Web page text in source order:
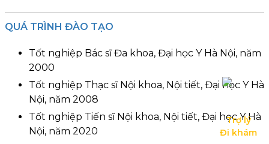
QUÁ TRÌNH ĐÀO TẠO
Tốt nghiệp Bác sĩ Đa khoa, Đại học Y Hà Nội, năm
2000
Tốt nghiệp Thạc sĩ Nội khoa, Nội tiết, Đại học Y Hà
Nội, năm 2008
Tốt nghiệp Tiến sĩ Nội khoa, Nội tiết, Đại học Y Hà
Nội, năm 2020
Trợ lý
Đi khám